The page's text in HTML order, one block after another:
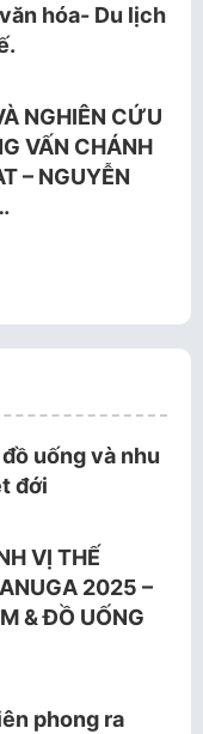
hóa- Du lịch
NGHIÊN CỨU
VẤN CHÁNH
– NGUYỄN
uống và nhu
đới
VỊ THẾ
2025 –
& ĐỒ UỐNG
phong ra